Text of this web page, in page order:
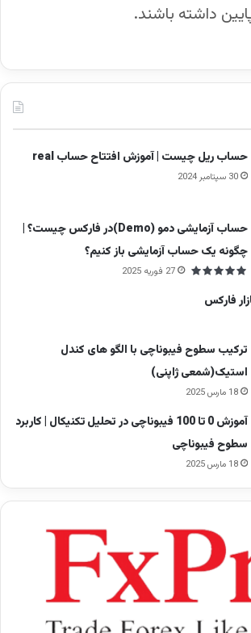
داشته باشند.
حساب ریل چیست | آموزش افتتاح حساب real
30 سپتامبر 2024
حساب آزمایشی دمو (Demo)در فارکس چیست؟ |
چگونه یک حساب آزمایشی باز کنیم؟
27 فوریه 2025
فارکس
ترکیب سطوح فیبوناچی با الگو های کندل
استیک(شمعی ژاپنی)
18 مارس 2025
آموزش 0 تا 100 فیبوناچی در تحلیل تکنیکال | کاربرد
سطوح فیبوناچی
18 مارس 2025